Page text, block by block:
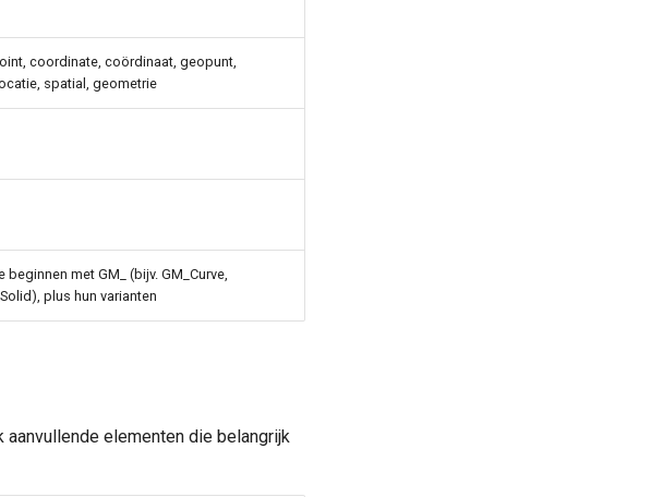
coordinate, coördinaat, geopunt,
spatial, geometrie
beginnen met GM_ (bijv. GM_Curve,
plus hun varianten
elementen die belangrijk